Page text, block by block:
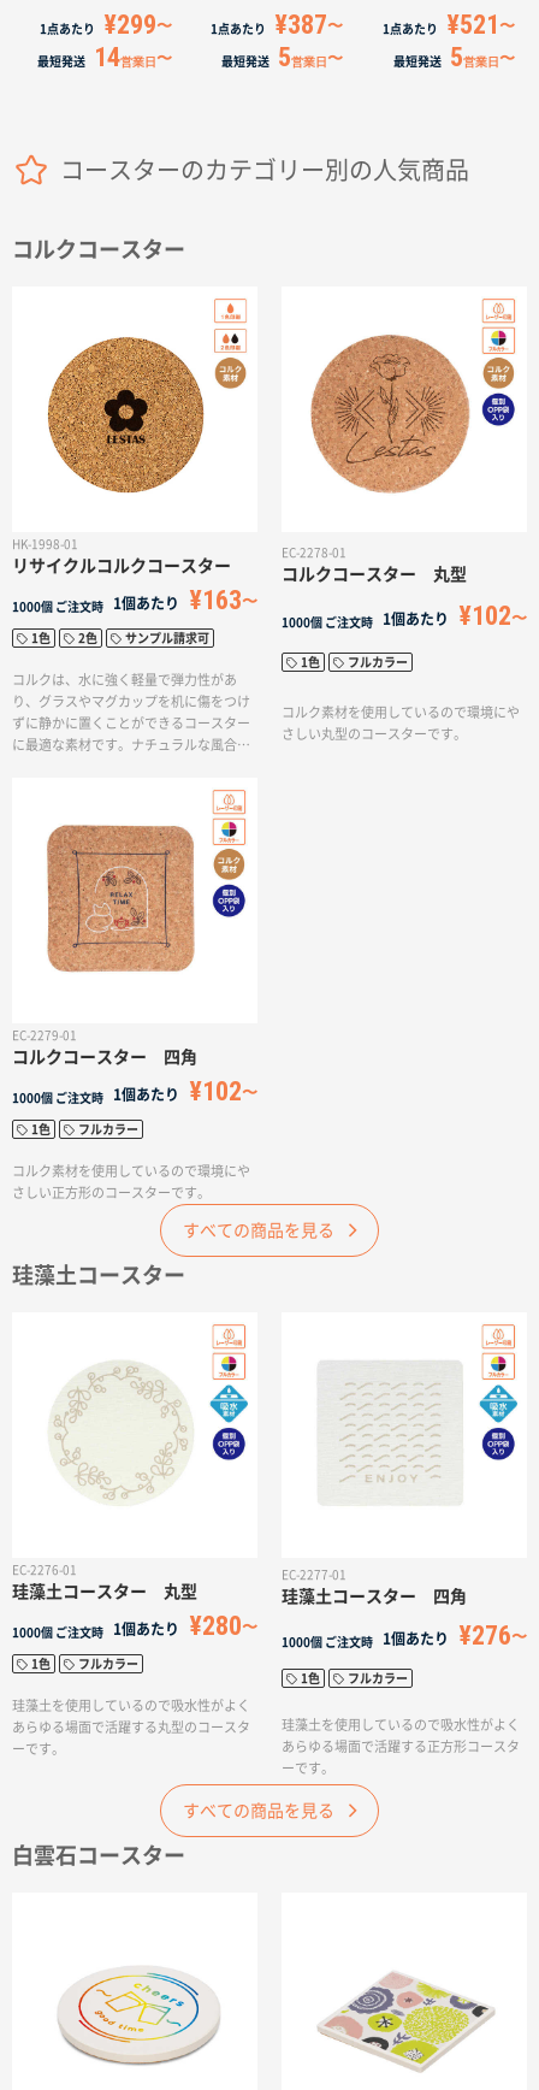
1点あたり ¥299
最短発送 14営業日
1点あたり ¥387
最短発送 5営業日
1点あたり ¥521
最短発送 5営業日
コースターのカテゴリー別の人気商品
コルクコースター
HK-1998-01
リサイクルコルクコースター
1000個 ご注文時 1個あたり ¥163
1色 2色 サンプル請求可
コルクは、水に強く軽量で弾力性があ
り、グラスやマグカップを机に傷をつけ
ずに静かに置くことができるコースター
に最適な素材です。ナチュラルな風合い
にもおすすめです。また、広い範囲に印
刷が可能なので、お店のロゴを印刷すれ
ばオリジナルのグッズや記念品として活
用することもできます。さらに、リサイ
クルコースターはSDGsに貢献するノベル
ティアイテムとして注目されています。
これはホテルやレストランから回収され
たワインコルクを障がいを持つ方々によ
って選別・洗浄され、コルク工場でシー
障がい者の自立支援を応援するエシカル
なアイテムです。SDGsに取り組む企業や
環境に配慮した企画やキャンペーンにお
EC-2278-01
コルクコースター 丸型
1000個 ご注文時 1個あたり ¥102
1色 フルカラー
コルク素材を使用しているので環境にや
さしい丸型のコースターです。
EC-2279-01
コルクコースター 四角
1000個 ご注文時 1個あたり ¥102
1色 フルカラー
コルク素材を使用しているので環境にや
さしい正方形のコースターです。
すべての商品を見る
珪藻土コースター
EC-2276-01
珪藻土コースター 丸型
1000個 ご注文時 1個あたり ¥280
1色 フルカラー
珪藻土を使用しているので吸水性がよく
あらゆる場面で活躍する丸型のコースタ
ーです。
EC-2277-01
珪藻土コースター 四角
1000個 ご注文時 1個あたり ¥276
1色 フルカラー
珪藻土を使用しているので吸水性がよく
あらゆる場面で活躍する正方形コースタ
ーです。
すべての商品を見る
白雲石コースター